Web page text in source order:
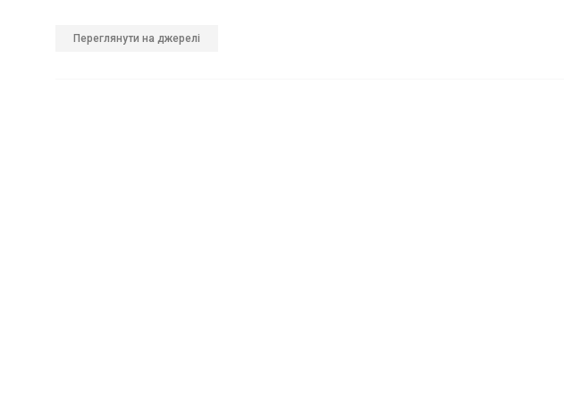
Переглянути на джерелі